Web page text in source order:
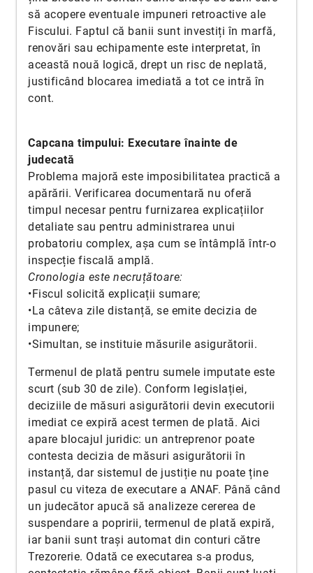
să acopere eventuale impuneri retroactive ale
Fiscului. Faptul că banii sunt investiți în marfă,
renovări sau echipamente este interpretat, în
această nouă logică, drept un risc de neplată,
justificând blocarea imediată a tot ce intră în
cont.
Capcana timpului: Executare înainte de
judecată
Problema majoră este imposibilitatea practică a
apărării. Verificarea documentară nu oferă
timpul necesar pentru furnizarea explicațiilor
detaliate sau pentru administrarea unui
probatoriu complex, așa cum se întâmplă într-o
inspecție fiscală amplă.
Cronologia este necruțătoare:
•Fiscul solicită explicații sumare;
•La câteva zile distanță, se emite decizia de
impunere;
•Simultan, se instituie măsurile asigurătorii.
Termenul de plată pentru sumele imputate este
scurt (sub 30 de zile). Conform legislației,
deciziile de măsuri asigurătorii devin executorii
imediat ce expiră acest termen de plată. Aici
apare blocajul juridic: un antreprenor poate
contesta decizia de măsuri asigurătorii în
instanță, dar sistemul de justiție nu poate ține
pasul cu viteza de executare a ANAF. Până când
un judecător apucă să analizeze cererea de
suspendare a popririi, termenul de plată expiră,
iar banii sunt trași automat din conturi către
Trezorerie. Odată ce executarea s-a produs,